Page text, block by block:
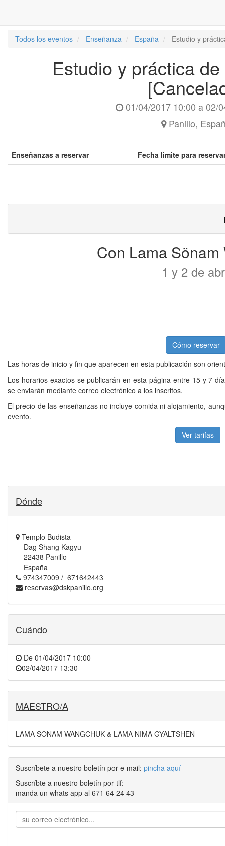
Todos los eventos Enseñanza España Estudio y
Estudio y práctica
01/04/2017 10:00 a02/
Panillo,
Enseñanzas a reservar Fecha limite para
Con Lama Sönam
1 y 2 de
Cómo reservar
Las horas de inicio y fin que aparecen en esta publicación son
Los horarios exactos se publicarán en esta página entre 15 y 7
se enviarán mediante correo electrónico a los inscritos.
El precio de las enseñanzas no incluye comida ni alojamiento,
evento.
Ver tarifas
Dónde
Templo Budista
Dag Shang Kagyu
22438 Panillo
España
974347009 / 671642443
reservas@dskpanillo.org
Cuándo
De 01/04/2017 10:00
02/04/2017 13:30
MAESTRO/A
LAMA SONAM WANGCHUK & LAMA NIMA GYALTSHEN
Suscríbete a nuestro boletín por e-mail: pincha aquí
Suscríbte a nuestro boletín por tlf:
manda un whats app al 671 64 24 43